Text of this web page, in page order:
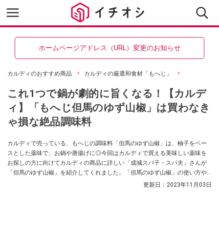
ホームページアドレス（URL）変更のお知らせ
カルディのおすすめ商品 カルディの厳選和食材「もへじ」
これ1つで鍋が劇的に旨くなる！【カルデ
ィ】「もへじ但馬のゆず山椒」は買わなき
ゃ損な絶品調味料
カルディで売っている、もへじの調味料「但馬のゆず山椒」は、柚子をベー
スとした薬味で、お鍋や唐揚げに◎今回はカルディで買える美味しい薬味を
お探しの方に向けてカルディの商品に詳しい「成城スパ子・スパ夫」さんが
「但馬のゆず山椒」を紹介してくれました。「但馬のゆず山椒」の使い方や
口コミもご紹介していますので、ぜひ参考にしてみてくださいね。
更新日： 2023年11月03日